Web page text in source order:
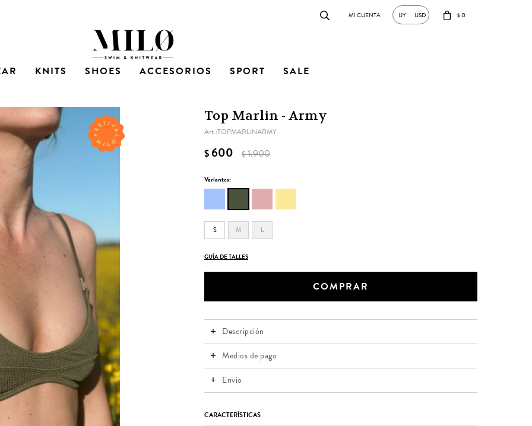
KNITS SHOES ACCESORIOS SPORT SALE
$0
UY USD
Top Marlin - Army
TOPMARLINARMY
$600 $1.900
Variantes:
S M L
GUÍA DE TALLES
COMPRAR
Descripción
Medios de pago
Envío
CARACTERÍSTICAS